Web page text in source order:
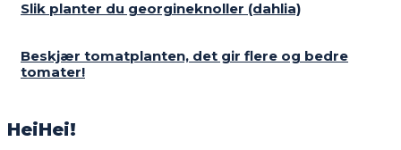
Slik planter du georgineknoller (dahlia)
Beskjær tomatplanten, det gir flere og bedre
tomater!
HeiHei!